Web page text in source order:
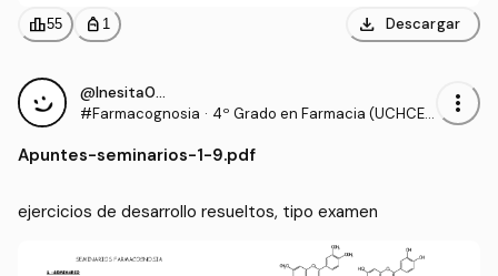
leaderboard55 personal_bag 1 download Descargar
@Inesita010
#Farmacognosia · 4º Grado en Farmacia (UCHCE
more_vert
Apuntes-seminarios-1-9.pdf
ejercicios de desarrollo resueltos, tipo examen